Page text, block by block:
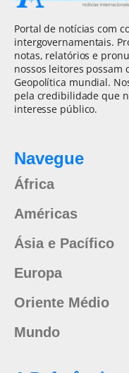
Portal de notícias com
intergovernamentais.
notas, relatórios e
nossos leitores possam
Geopolítica mundial.
pela credibilidade que
interesse público.
Navegue
África
Américas
Ásia e Pacífico
Europa
Oriente Médio
Mundo